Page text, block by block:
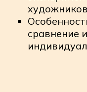
сценах всего
Учимся понимать
«художников» и